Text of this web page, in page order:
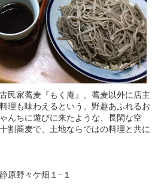
民家蕎麦『もく庵』。蕎麦以外に店主
理も味わえるという、野趣あふれるお
んちに遊びに来たような、長閑な空
割蕎麦で、土地ならではの料理と共に
原野々ケ畑１−１